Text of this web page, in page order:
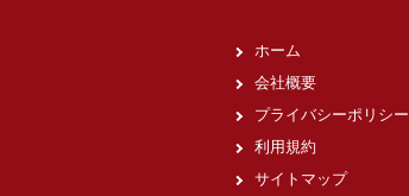
ホーム
会社概要
プライバシーポリシー
利用規約
サイトマップ